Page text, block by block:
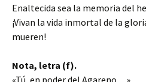
Enaltecida sea la memoria del
¡Vivan la vida inmortal de la
mueren!
Nota, letra (f).
«Tú, en poder del Agareno…»